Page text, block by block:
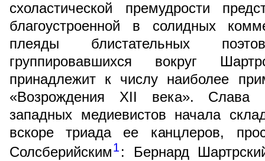
схоластической премудрости
благоустроенной в солидных
плеяды блистательных
группировавшихся вокруг
принадлежит к числу наиболее
«Возрождения XII века». Слава
западных медиевистов начала
вскоре триада ее канцлеров,
Солсберийским1 : Бернард